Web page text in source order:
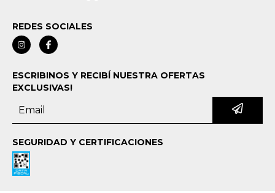
REDES SOCIALES
ESCRIBINOS Y RECIBÍ NUESTRA OFERTAS
EXCLUSIVAS!
SEGURIDAD Y CERTIFICACIONES